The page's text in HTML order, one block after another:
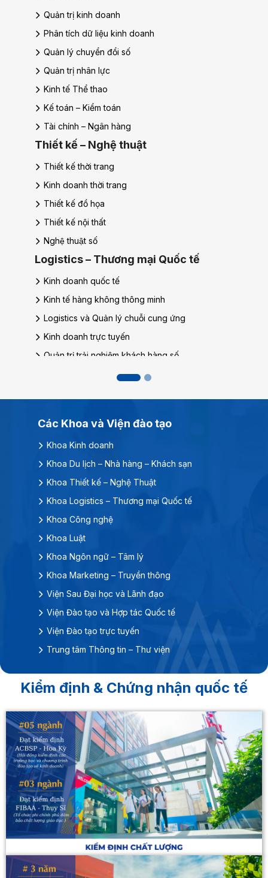
Quản trị dịch vụ du lịch và lữ hành
Quản trị du lịch số
Quản trị khách sạn
Quản trị dịch vụ cao cấp
Quản trị nhà hàng và dịch vụ ăn uống
Quản trị sự kiện
Hoa Sen Elite – Quản trị khách sạn
Hoa Sen Elite – Quản trị nhà hàng
Công nghệ
Công nghệ thông tin
Công nghệ ứng dụng số
Trí tuệ nhân tạo
Doanh nghiệp số và ứng dụng AI
An ninh mạng
Kỹ thuật phần mềm
Kiểm thử phần mềm
Khoa Luật
Luật
Luật Hình sự và Tố tụng hình sự
Ngôn ngữ – Tâm lý
Giảng dạy tiếng Anh
Tiếng Anh thương mại và Truyền thông doanh
nghiệp
Ngôn ngữ và Văn hóa Trung Quốc
Giảng dạy tiếng Trung Quốc
Ngôn ngữ Hàn Quốc
Tâm lý học
Chương trình liên kết quốc tế DMU –
HSU
Kinh doanh Quốc tế
Marketing
Thiết kế đồ họa
Công nghệ tài chính
Hoa Sen Pathway
Các Khoa và Viện đào tạo
Khoa Kinh doanh
Khoa Du lịch – Nhà hàng – Khách sạn
Khoa Thiết kế – Nghệ Thuật
Khoa Logistics – Thương mại Quốc tế
Khoa Công nghệ
Khoa Luật
Khoa Ngôn ngữ – Tâm lý
Khoa Marketing – Truyền thông
Viện Sau Đại học và Lãnh đạo
Viện Đào tạo và Hợp tác Quốc tế
Viện Đào tạo trực tuyến
Trung tâm Thông tin – Thư viện
Kiểm định & Chứng nhận quốc tế